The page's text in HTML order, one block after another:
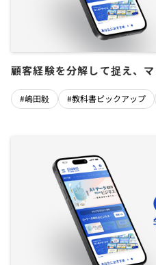
顧客経験を分解して捉え、
#嶋田毅 #教科書ピックアップ